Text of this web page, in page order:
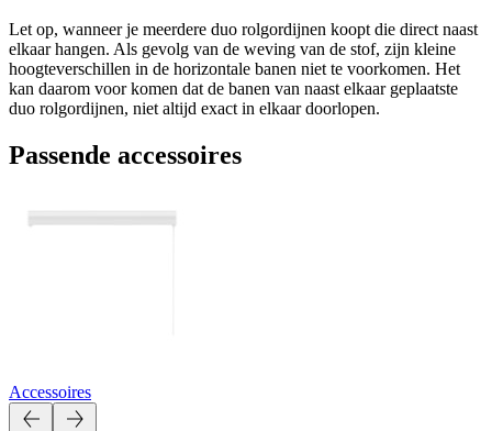
Let op, wanneer je meerdere duo rolgordijnen koopt die direct naast
elkaar hangen. Als gevolg van de weving van de stof, zijn kleine
hoogteverschillen in de horizontale banen niet te voorkomen. Het
kan daarom voor komen dat de banen van naast elkaar geplaatste
duo rolgordijnen, niet altijd exact in elkaar doorlopen.
Passende accessoires
Accessoires